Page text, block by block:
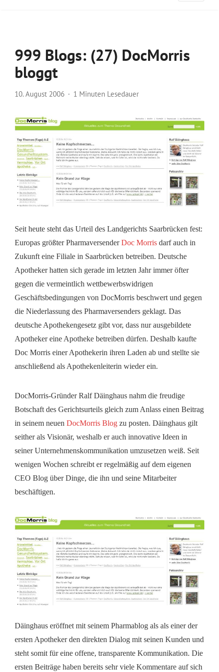
999 Blogs: (27) DocMorris
bloggt
10. August 2006 1 Minuten Lesedauer
Seit heute steht das Urteil des Landgerichts Saarbrücken fest:
Europas größter PharmaversenderDoc Morris darf auch in
Zukunft eine Filiale in Saarbrücken betreiben. Deutsche
Apotheker hatten sich gerade im letzten Jahr immer öfter
gegen die vermeintlich wettbewerbswidrigen
Geschäftsbedingungen von DocMorris beschwert und gegen
die Niederlassung des Pharmaversenders geklagt. Das
deutsche Apothekengesetz gibt vor, dass nur ausgebildete
Apotheker eine Apotheke betreiben dürfen. Deshalb kaufte
Doc Morris einer Apothekerin ihren Laden ab und stellte sie
anschließend als Apothekenleiterin wieder ein.
DocMorris-Gründer Ralf Däinghaus nahm die freudige
Botschaft des Gerichtsurteils gleich zum Anlass einen Beitrag
in seinem neuen DocMorris Blog zu posten. Däinghaus gilt
seither als Visionär, weshalb er auch innovative Ideen in
seiner Unternehmenskommunikation umzusetzen weiß. Seit
wenigen Wochen schreibt er regelmäßig auf dem eigenen
CEO Blog über Dinge, die ihn und seine Mitarbeiter
beschäftigen.
Däinghaus eröffnet mit seinem Pharmablog als als einer der
ersten Apotheker den direkten Dialog mit seinen Kunden und
steht somit für eine offene, transparente Kommunikation. Die
ersten Beiträge haben bereits sehr viele Kommentare auf sich